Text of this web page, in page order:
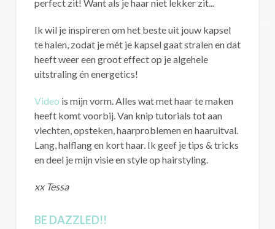
perfect zit! Want als je haar niet lekker zit...
Ik wil je inspireren om het beste uit jouw kapsel
te halen, zodat je mét je kapsel gaat stralen en dat
heeft weer een groot effect op je algehele
uitstraling én energetics!
Video is mijn vorm. Alles wat met haar te maken
heeft komt voorbij. Van knip tutorials tot aan
vlechten, opsteken, haarproblemen en haaruitval.
Lang, halflang en kort haar. Ik geef je tips & tricks
en deel je mijn visie en style op hairstyling.
xx Tessa
BE DAZZLED!!